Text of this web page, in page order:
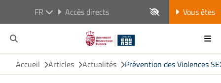
FR Accès directs Vous êtes
Accueil Articles Actualités Prévention des Violences